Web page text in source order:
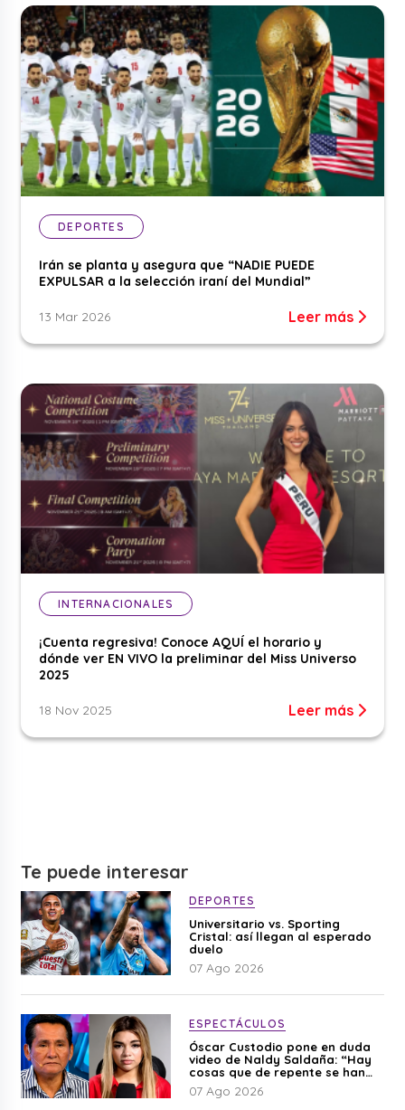
DEPORTES
Irán se planta y asegura que “NADIE PUEDE
EXPULSAR a la selección iraní del Mundial”
13 Mar 2026 Leer más
INTERNACIONALES
¡Cuenta regresiva! Conoce AQUÍ el horario y
dónde ver EN VIVO la preliminar del Miss Universo
2025
18 Nov 2025 Leer más
Te puede interesar
DEPORTES
Universitario vs. Sporting
Cristal: así llegan al esperado
duelo
07 Ago 2026
ESPECTÁCULOS
Óscar Custodio pone en duda
video de Naldy Saldaña: “Hay
cosas que de repente se han
editado”
07 Ago 2026